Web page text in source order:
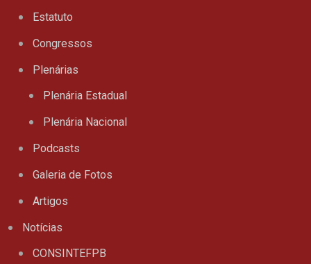
Estatuto
Congressos
Plenárias
Plenária Estadual
Plenária Nacional
Podcasts
Galeria de Fotos
Artigos
Notícias
CONSINTEFPB